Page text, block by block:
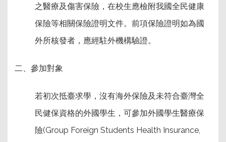
之醫療及傷害保險，在校生應檢附我國全民健康
保險等相關保險證明文件。前項保險證明如為國
外所核發者，應經駐外機構驗證。
二、參加對象
若初次抵臺求學，沒有海外保險及未符合臺灣全
民健保資格的外國學生，可參加外國學生醫療保
險(Group Foreign Students Health Insurance,